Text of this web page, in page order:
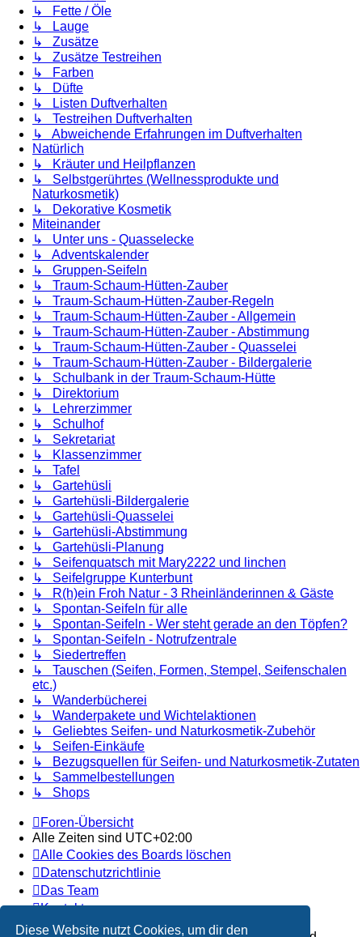
Diese Website nutzt Cookies, um dir den
↳ Fette / Öle
↳ Lauge
↳ Zusätze
↳ Zusätze Testreihen
↳ Farben
↳ Düfte
↳ Listen Duftverhalten
↳ Testreihen Duftverhalten
↳ Abweichende Erfahrungen im Duftverhalten
Natürlich
↳ Kräuter und Heilpflanzen
↳ Selbstgerührtes (Wellnessprodukte und
Naturkosmetik)
↳ Dekorative Kosmetik
Miteinander
↳ Unter uns - Quasselecke
↳ Adventskalender
↳ Gruppen-Seifeln
↳ Traum-Schaum-Hütten-Zauber
↳ Traum-Schaum-Hütten-Zauber-Regeln
↳ Traum-Schaum-Hütten-Zauber - Allgemein
↳ Traum-Schaum-Hütten-Zauber - Abstimmung
↳ Traum-Schaum-Hütten-Zauber - Quasselei
↳ Traum-Schaum-Hütten-Zauber - Bildergalerie
↳ Schulbank in der Traum-Schaum-Hütte
↳ Direktorium
↳ Lehrerzimmer
↳ Schulhof
↳ Sekretariat
↳ Klassenzimmer
↳ Tafel
↳ Gartehüsli
↳ Gartehüsli-Bildergalerie
↳ Gartehüsli-Quasselei
↳ Gartehüsli-Abstimmung
↳ Gartehüsli-Planung
↳ Seifenquatsch mit Mary2222 und linchen
↳ Seifelgruppe Kunterbunt
↳ R(h)ein Froh Natur - 3 Rheinländerinnen & Gäste
↳ Spontan-Seifeln für alle
↳ Spontan-Seifeln - Wer steht gerade an den Töpfen?
↳ Spontan-Seifeln - Notrufzentrale
↳ Siedertreffen
↳ Tauschen (Seifen, Formen, Stempel, Seifenschalen
etc.)
↳ Wanderbücherei
↳ Wanderpakete und Wichtelaktionen
↳ Geliebtes Seifen- und Naturkosmetik-Zubehör
↳ Seifen-Einkäufe
↳ Bezugsquellen für Seifen- und Naturkosmetik-Zutaten
↳ Sammelbestellungen
↳ Shops
Foren-Übersicht
Alle Zeiten sind UTC+02:00
Alle Cookies des Boards löschen
Datenschutzrichtlinie
Das Team
Kontakt